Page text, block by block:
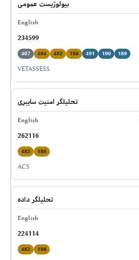
بیولوژیست عمومی
234599
189
190
491
186
482
494
407
VETASSESS
تحلیلگر امنیت سایبری
262116
186
482
ACS
تحلیلگر داده
224114
186
482